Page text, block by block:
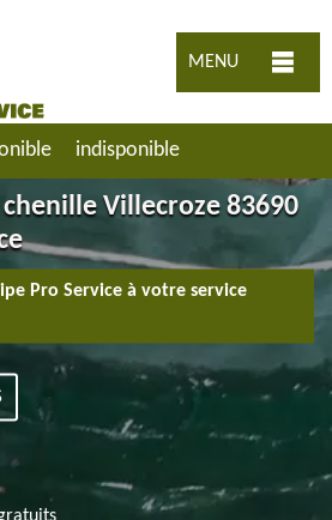
MENU
indisponible
Villecroze 83690
Pro Service à votre service